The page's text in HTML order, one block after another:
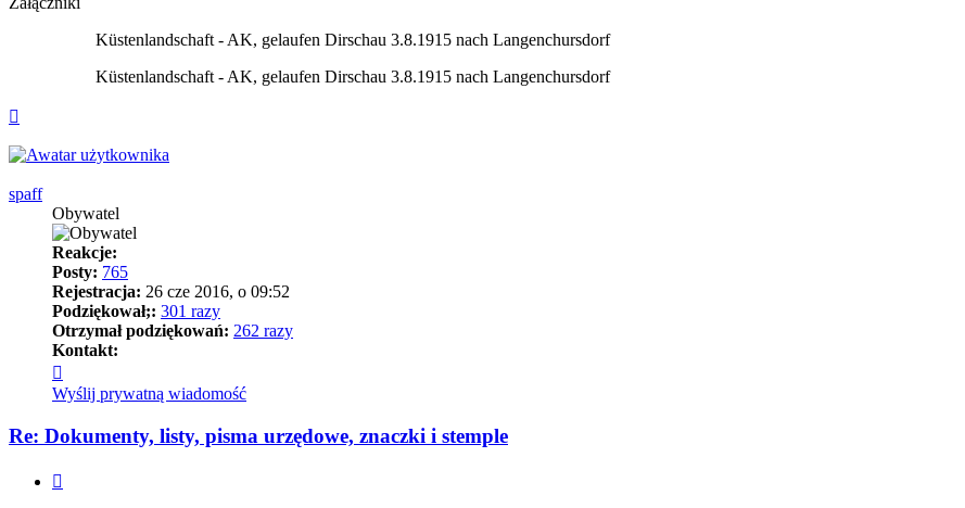
Küstenlandschaft - AK, gelaufen Dirschau 3.8.1915 nach Langenchursdorf
Küstenlandschaft - AK, gelaufen Dirschau 3.8.1915 nach Langenchursdorf
spaff
Obywatel
Reakcje:
Posty: 765
Rejestracja: 26 cze 2016, o 09:52
Podziękował;: 301 razy
Otrzymał podziękowań: 262 razy
Kontakt:
się
z
spaff
Wyślij prywatną wiadomość
Re: Dokumenty, listy, pisma urzędowe, znaczki i stemple